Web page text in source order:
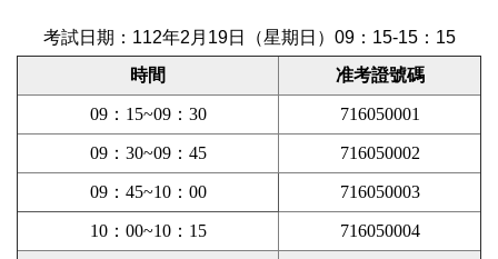
考試日期：112年2月19日（星期日）09：15-15：15
時間
准考證號碼
09：15~09：30 716050001
09：30~09：45 716050002
09：45~10：00 716050003
10：00~10：15 716050004